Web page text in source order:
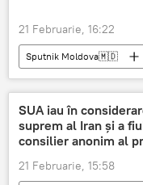
21 Februarie, 16:22
Sputnik Moldova🇲🇩
SUA iau în
suprem al Iran și a
consilier anonim al
21 Februarie, 15:58